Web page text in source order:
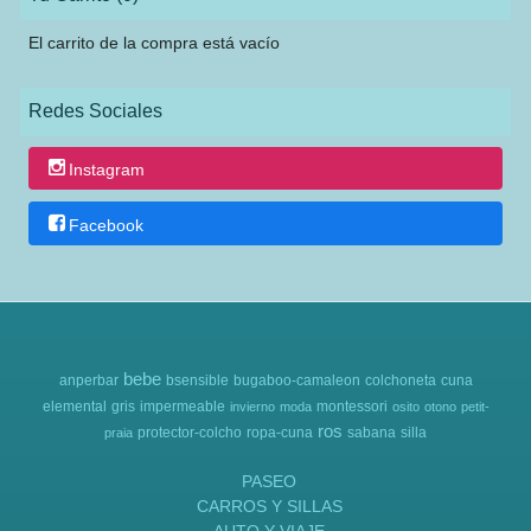
El carrito de la compra está vacío
Redes Sociales
Instagram
Facebook
anperbar bebe bsensible bugaboo-camaleon colchoneta cuna
elemental gris impermeable invierno moda montessori osito otono petit-
praia protector-colcho ropa-cuna ros sabana silla
PASEO
CARROS Y SILLAS